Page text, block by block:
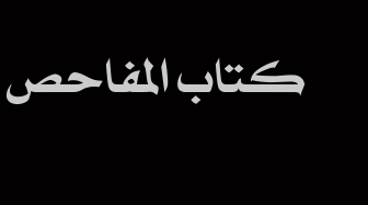
كتاب المفاحص